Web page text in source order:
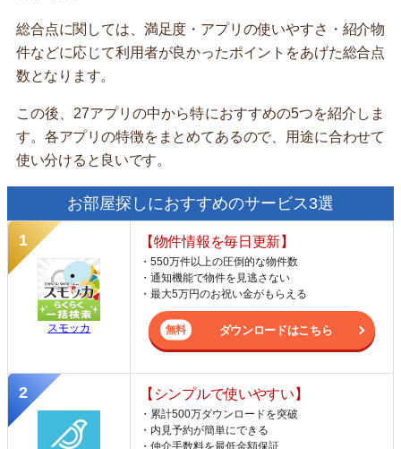
総合点に関しては、満足度・アプリの使いやすさ・紹介物
件などに応じて利用者が良かったポイントをあげた総合点
数となります。
この後、27アプリの中から特におすすめの5つを紹介しま
す。各アプリの特徴をまとめてあるので、用途に合わせて
使い分けると良いです。
お部屋探しにおすすめのサービス3選
スモッカ
【物件情報を毎日更新】
・550万件以上の圧倒的な物件数
・通知機能で物件を見逃さない
・最大5万円のお祝い金がもらえる
ダウンロードはこちら
【シンプルで使いやすい】
・累計500万ダウンロードを突破
・内見予約が簡単にできる
・仲介手数料を最低金額保証